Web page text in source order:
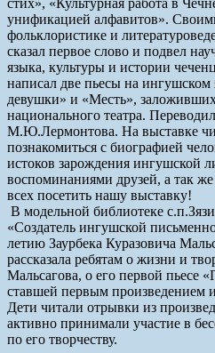
унификацией алфавитов».
фольклористике и
сказал первое слово и подвел
языка, культуры и истории
написал две пьесы на
девушки» и «Месть»,
национального театра.
М.Ю.Лермонтова. На выставке
познакомиться с биографией
истоков зарождения ингушской
воспоминаниями друзей, а так
всех посетить нашу выставку!
В модельной библиотеке
«Создатель ингушской
летию Заурбека Куразовича
рассказала ребятам о жизни и
Мальсагова, о его первой пьесе
ставшей первым произведением
Дети читали отрывки из
активно принимали участие в
по его творчеству.